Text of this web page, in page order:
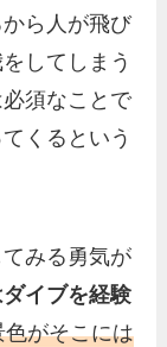
ら人が飛び
してしまう
須なことで
くるという
みる勇気が
イブを経験
色がそこには